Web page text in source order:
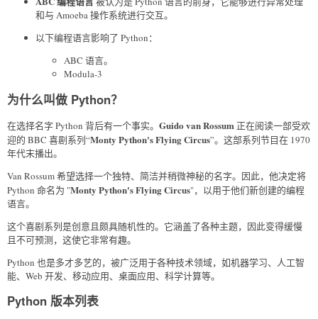
和与 Amoeba 操作系统进行交互。
以下编程语言影响了 Python：
ABC 语言。
Modula-3
为什么叫做 Python？
在选择名字 Python 背后有一个事实。 Guido van Rossum 正在阅读一部受欢
迎的 BBC 喜剧系列“Monty Python's Flying Circus”。这部系列节目在 1970
年代末播出。
Van Rossum 希望选择一个独特、简洁并稍微神秘的名字。因此，他决定将
Python 命名为 "Monty Python's Flying Circus"，以用于他们新创建的编程
语言。
这个喜剧系列是创意且颇具随机性的。它涵盖了各种主题，因此变得缓慢
且不可预测，这使它非常有趣。
Python 也是多才多艺的，被广泛用于各种技术领域，如机器学习、人工智
能、Web 开发、移动应用、桌面应用、科学计算等。
Python 版本列表